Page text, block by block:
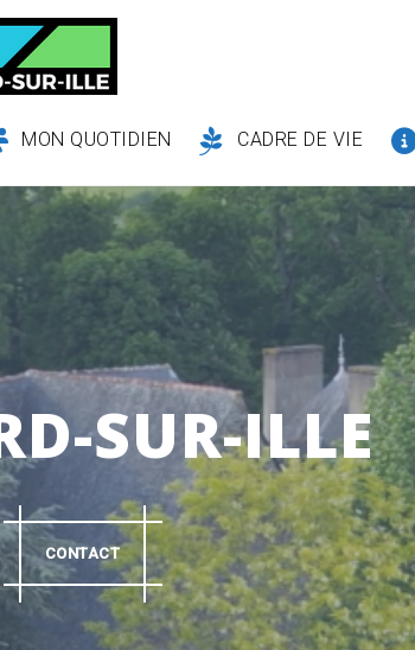
MON QUOTIDIEN CADRE DE VIE
SUR-ILLE
CONTACT